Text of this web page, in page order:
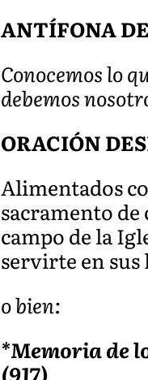
ANTÍFONA
Conocemos lo
debemos
ORACIÓN
Alimentados
sacramento de
campo de la
servirte en
o bien:
*Memoria de
(917)